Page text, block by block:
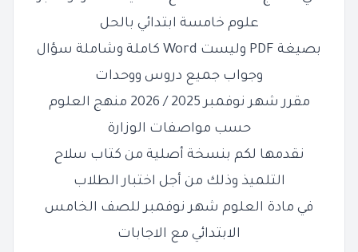
علوم خامسة ابتدائي بالحل
بصيغة PDF وليست Word كاملة وشاملة سؤال
وجواب جميع دروس ووحدات
مقرر شهر نوفمبر 2025 / 2026 منهج العلوم
حسب مواصفات الوزارة
نقدمها لكم بنسخة أصلية من كتاب سلاح
التلميذ وذلك من أجل اختبار الطلاب
في مادة العلوم شهر نوفمبر للصف الخامس
الابتدائي مع الاجابات